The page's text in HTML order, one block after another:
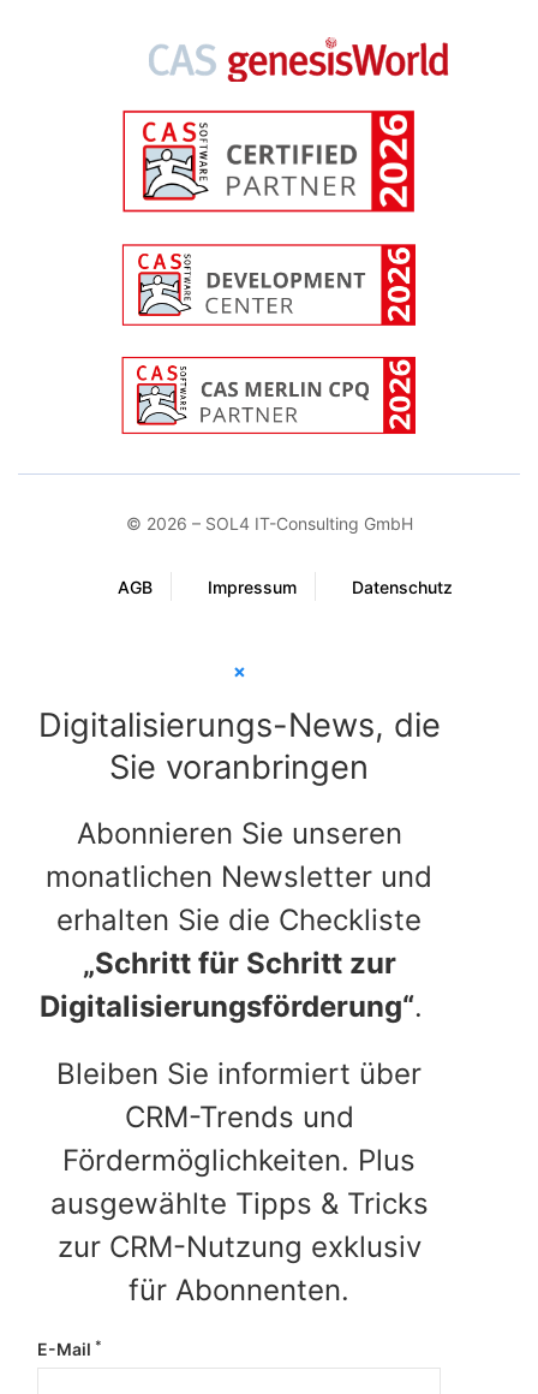
© 2026 – SOL4 IT-Consulting GmbH
AGB Impressum Datenschutz
×
Digitalisierungs-News, die
Sie voranbringen
Abonnieren Sie unseren
monatlichen Newsletter und
erhalten Sie die Checkliste
„Schritt für Schritt zur
Digitalisierungsförderung“.
Bleiben Sie informiert über
CRM-Trends und
Fördermöglichkeiten. Plus
ausgewählte Tipps & Tricks
zur CRM-Nutzung exklusiv
für Abonnenten.
E-Mail *